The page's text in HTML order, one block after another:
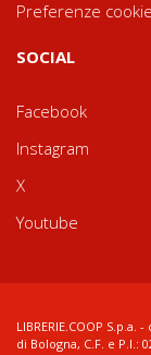
Preferenze cookie
SOCIAL
Facebook
Instagram
X
Youtube
LIBRERIE.COOP
di Bologna, C.F. e P.I.: